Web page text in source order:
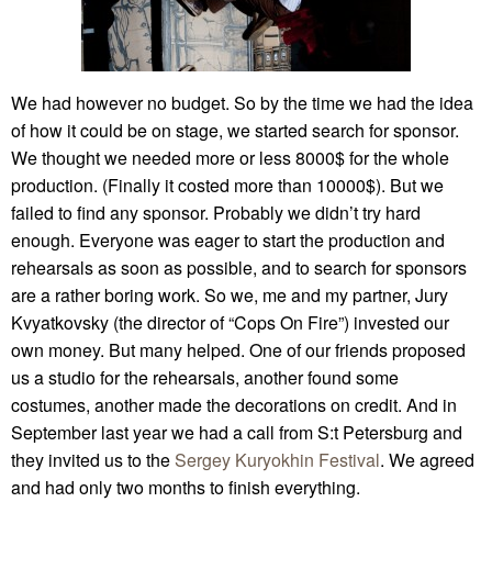
We had however no budget. So by the time we had the idea
of how it could be on stage, we started search for sponsor.
We thought we needed more or less 8000$ for the whole
production. (Finally it costed more than 10000$). But we
failed to find any sponsor. Probably we didn’t try hard
enough. Everyone was eager to start the production and
rehearsals as soon as possible, and to search for sponsors
are a rather boring work. So we, me and my partner, Jury
Kvyatkovsky (the director of “Cops On Fire”) invested our
own money. But many helped. One of our friends proposed
us a studio for the rehearsals, another found some
costumes, another made the decorations on credit. And in
September last year we had a call from S:t Petersburg and
they invited us to the Sergey Kuryokhin Festival. We agreed
and had only two months to finish everything.